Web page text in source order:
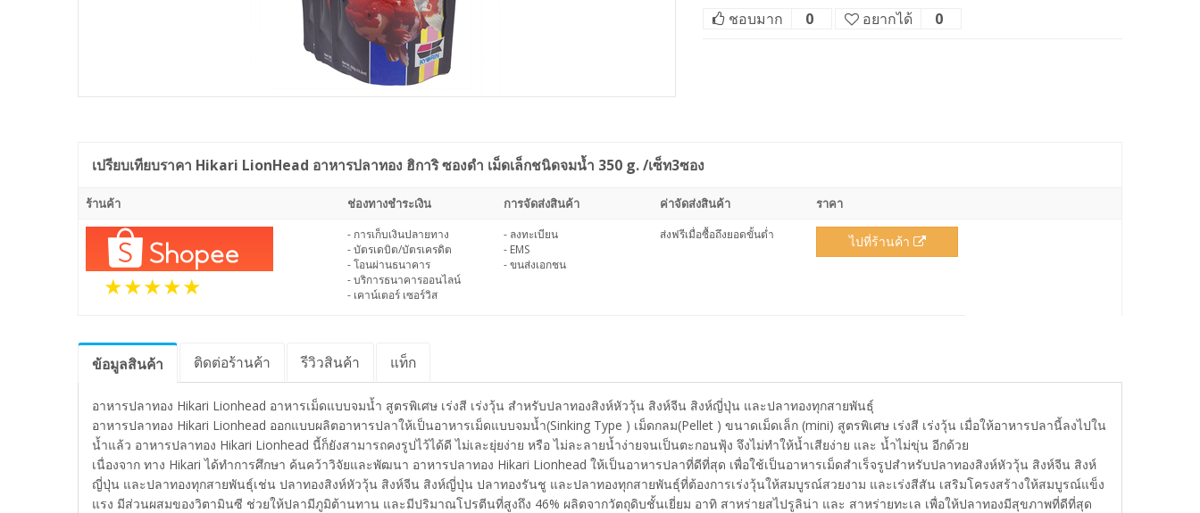
ชอบมาก 0 อยากได้ 0
เปรียบเทียบราคา Hikari LionHead อาหารปลาทอง ฮิการิ ซองดำ เม็ดเล็กชนิดจมน้ำ 350 g. /เซ็ท3ซอง
ร้านค้า ช่องทางชำระเงิน การจัดส่งสินค้า ค่าจัดส่งสินค้า ราคา
- การเก็บเงินปลายทาง
- บัตรเดบิต/บัตรเครดิต
- โอนผ่านธนาคาร
- บริการธนาคารออนไลน์
- เคาน์เตอร์ เซอร์วิส
- ลงทะเบียน
- EMS
- ขนส่งเอกชน
ส่งฟรีเมื่อซื้อถึงยอดขั้นต่ำ ไปที่ร้านค้า
ข้อมูลสินค้า ติดต่อร้านค้า รีวิวสินค้า แท็ก
อาหารปลาทอง Hikari Lionhead อาหารเม็ดแบบจมน้ำ สูตรพิเศษ เร่งสี เร่งวุ้น สำหรับปลาทองสิงห์หัววุ้น สิงห์จีน สิงห์ญี่ปุ่น และปลาทองทุกสายพันธุ์
อาหารปลาทอง Hikari Lionhead ออกแบบผลิตอาหารปลาให้เป็นอาหารเม็ดแบบจมน้ำ(Sinking Type ) เม็ดกลม(Pellet ) ขนาดเม็ดเล็ก (mini) สูตรพิเศษ เร่งสี เร่งวุ้น เมื่อให้อาหารปลานี้ลงไปใน
น้ำแล้ว อาหารปลาทอง Hikari Lionhead นี้ก็ยังสามารถคงรูปไว้ได้ดี ไม่เละยุ่ยง่าย หรือ ไม่ละลายน้ำง่ายจนเป็นตะกอนฟุ้ง จึงไม่ทำให้น้ำเสียง่าย และ น้ำไม่ขุ่น อีกด้วย
เนื่องจาก ทาง Hikari ได้ทำการศึกษา ค้นคว้าวิจัยและพัฒนา อาหารปลาทอง Hikari Lionhead ให้เป็นอาหารปลาที่ดีที่สุด เพื่อใช้เป็นอาหารเม็ดสำเร็จรูปสำหรับปลาทองสิงห์หัววุ้น สิงห์จีน สิงห์
ญี่ปุ่น และปลาทองทุกสายพันธุ์เช่น ปลาทองสิงห์หัววุ้น สิงห์จีน สิงห์ญี่ปุ่น ปลาทองรันชู และปลาทองทุกสายพันธุ์ที่ต้องการเร่งวุ้นให้สมบูรณ์สวยงาม และเร่งสีสัน เสริมโครงสร้างให้สมบูรณ์แข็ง
แรง มีส่วนผสมของวิตามินซี ช่วยให้ปลามีภูมิต้านทาน และมีปริมาณโปรตีนที่สูงถึง 46% ผลิตจากวัตถุดิบชั้นเยี่ยม อาทิ สาหร่ายสไปรูลิน่า และ สาหร่ายทะเล เพื่อให้ปลาทองมีสุขภาพที่ดีที่สุด